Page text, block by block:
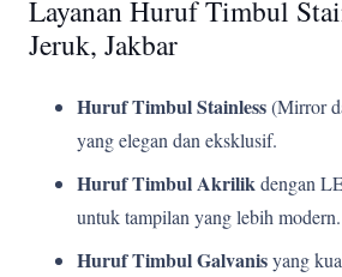
Layanan Huruf Timbul
Jeruk, Jakbar
Huruf Timbul Stainless(Mirror
yang elegan dan eksklusif.
Huruf Timbul Akrilikdengan
untuk tampilan yang lebih modern.
Huruf Timbul Galvanisyang